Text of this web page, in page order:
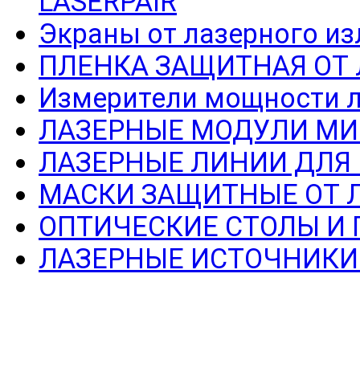
Экраны от лазерного
ПЛЕНКА ЗАЩИТНАЯ ОТ
Измерители мощности
ЛАЗЕРНЫЕ МОДУЛИ
ЛАЗЕРНЫЕ ЛИНИИ
МАСКИ ЗАЩИТНЫЕ ОТ
ОПТИЧЕСКИЕ СТОЛЫ И
ЛАЗЕРНЫЕ ИСТОЧНИКИ